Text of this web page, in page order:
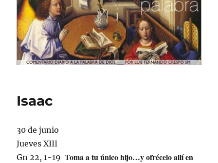
Isaac
30 de junio
Jueves XIII
Gn 22, 1-19Toma a tu único hijo…y ofrécelo allí en